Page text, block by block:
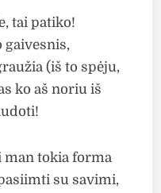
tai patiko!
gaivesnis,
(iš to spėju,
ko aš noriu iš
man tokia forma
su savimi,